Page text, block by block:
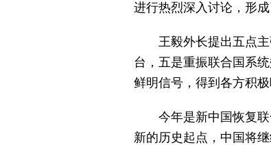
进行热烈深入讨论，形成
王毅外长提出五点
台，五是重振联合国系
鲜明信号，得到各方积极
今年是新中国恢复
新的历史起点，中国将